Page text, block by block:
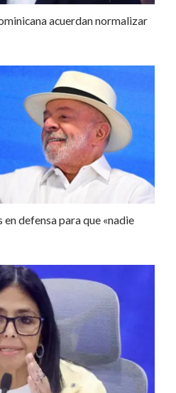
acuerdan normalizar
defensa para que «nadie